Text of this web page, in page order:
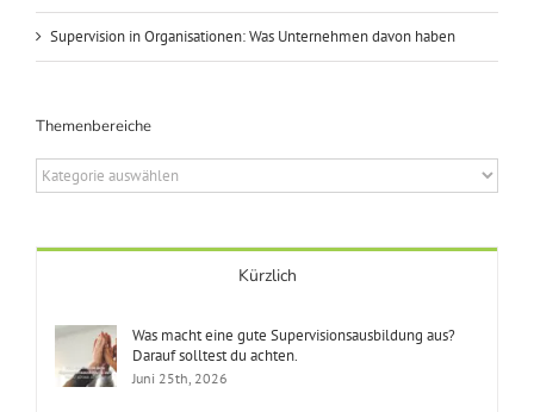
Supervision in Organisationen: Was Unternehmen davon haben
Themenbereiche
Themenbereiche
Kürzlich
Was macht eine gute Supervisionsausbildung aus?
Darauf solltest du achten.
Juni 25th, 2026